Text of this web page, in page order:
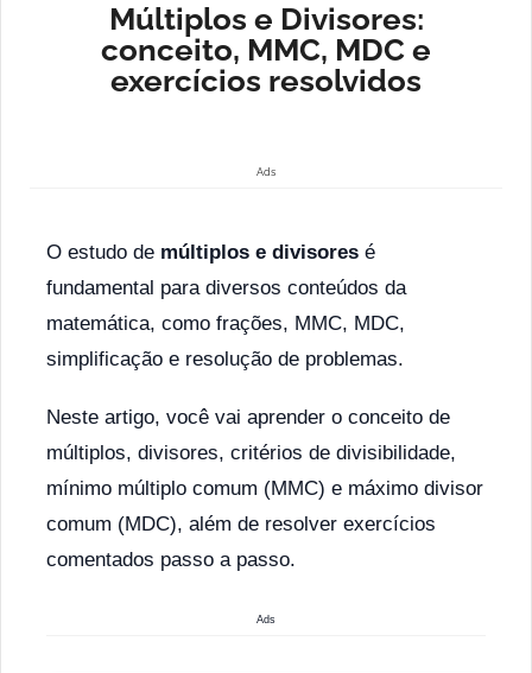
Múltiplos e Divisores:
conceito, MMC, MDC e
exercícios resolvidos
Ads
O estudo de múltiplos e divisores é
fundamental para diversos conteúdos da
matemática, como frações, MMC, MDC,
simplificação e resolução de problemas.
Neste artigo, você vai aprender o conceito de
múltiplos, divisores, critérios de divisibilidade,
mínimo múltiplo comum (MMC) e máximo divisor
comum (MDC), além de resolver exercícios
comentados passo a passo.
Ads